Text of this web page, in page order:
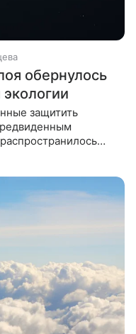
обернулось
защитить